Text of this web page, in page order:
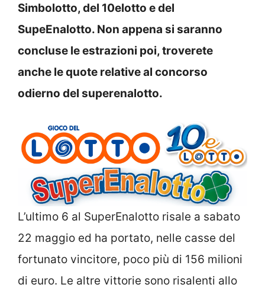
Simbolotto, del 10elotto e del
SupeEnalotto. Non appena si saranno
concluse le estrazioni poi, troverete
anche le quote relative al concorso
odierno del superenalotto.
L’ultimo 6 al SuperEnalotto risale a sabato
22 maggio ed ha portato, nelle casse del
fortunato vincitore, poco più di 156 milioni
di euro. Le altre vittorie sono risalenti allo